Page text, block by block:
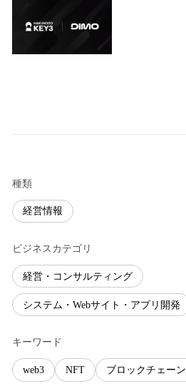
種類
経営情報
ビジネスカテゴリ
経営・コンサルティング
システム・Webサイト・アプリ開発
キーワード
web3 NFT ブロックチェーン